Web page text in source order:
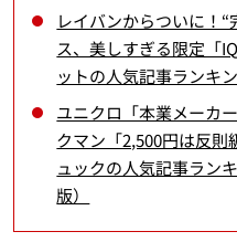
レイバンからついに！
ス、美しすぎる限定「
ットの人気記事ランキ
ユニクロ「本業メーカ
クマン「2,500円は反
ュックの人気記事ラン
版）